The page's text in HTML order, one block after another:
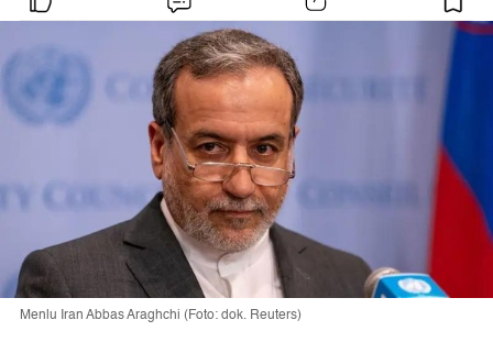
Menlu Iran Abbas Araghchi (Foto: dok. Reuters)